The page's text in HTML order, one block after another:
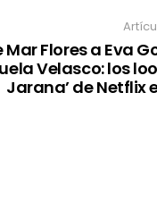
Mar Flores a Eva
Velasco: los
Jarana’ de Netflix